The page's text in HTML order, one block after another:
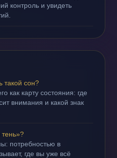
контроль и увидеть
такой сон?
как карту состояния: где
внимания и какой знак
потребностью в
где вы уже всё